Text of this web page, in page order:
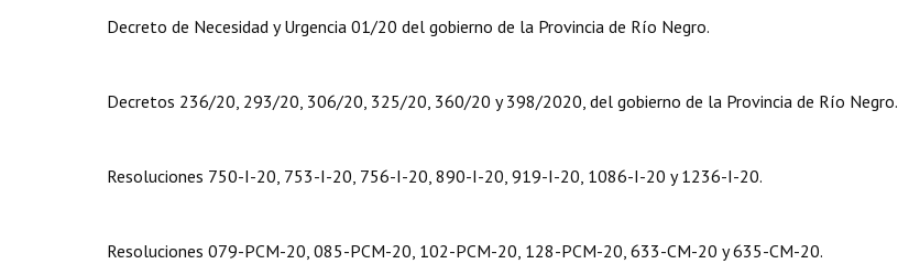
Decreto de Necesidad y Urgencia 01/20 del gobierno de la Provincia de Río Negro.
Decretos 236/20, 293/20, 306/20, 325/20, 360/20 y 398/2020, del gobierno de la Provincia de Río Negro.
Resoluciones 750-I-20, 753-I-20, 756-I-20, 890-I-20, 919-I-20, 1086-I-20 y 1236-I-20.
Resoluciones 079-PCM-20, 085-PCM-20, 102-PCM-20, 128-PCM-20, 633-CM-20 y 635-CM-20.